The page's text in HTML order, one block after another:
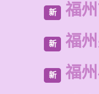
新 福
新 福
新 福